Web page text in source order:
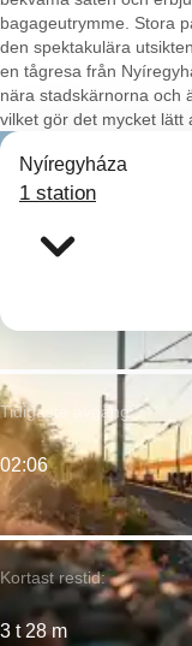
bagageutrymme. Stora
den spektakulära
en tågresa från
nära stadskärnorna och
vilket gör det mycket lätt
Nyíregyháza
1 station
Kortast restid:
3 t 28 m
Tidigaste avgång:
02:06